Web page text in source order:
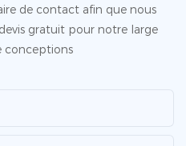
de contact afin que nous
gratuit pour notre large
conceptions